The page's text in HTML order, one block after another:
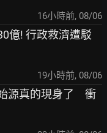
16小時前, 08/06
億! 行政救濟遭駁
19小時前, 08/06
源真的現身了 衝